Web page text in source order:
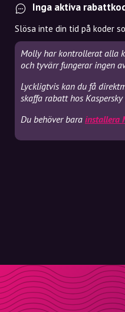
Inga aktiva
Slösa inte din tid på koder
Molly har kontrollerat alla
och tyvärr fungerar ingen
Lyckligtvis kan du få
skaffa rabatt hos
Du behöver bara installera